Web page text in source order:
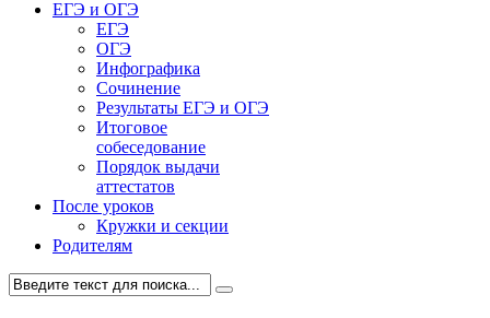
ЕГЭ и ОГЭ
ЕГЭ
ОГЭ
Инфографика
Сочинение
Результаты ЕГЭ и ОГЭ
Итоговое
собеседование
Порядок выдачи
аттестатов
После уроков
Кружки и секции
Родителям